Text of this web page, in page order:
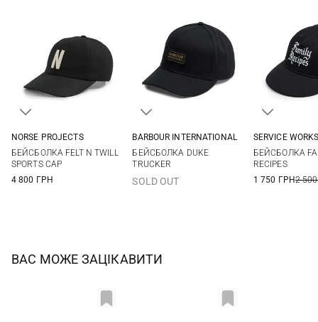
NORSE PROJECTS
БЕЙСБОЛКА FELT N TWILL
SPORTS CAP
4 800 ГРН
BARBOUR INTERNATIONAL
БЕЙСБОЛКА DUKE
TRUCKER
SOLD OUT
SERVICE
БЕЙСБОЛКА
RECIPES
1 750 ГРН2
ВАС МОЖЕ ЗАЦІКАВИТИ